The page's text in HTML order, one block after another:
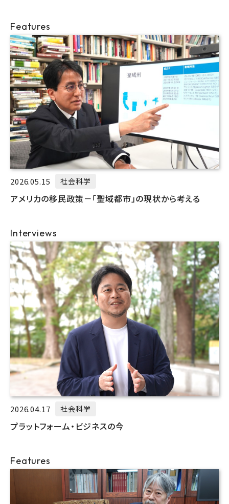
Features
2026.05.15 社会科学
アメリカの移民政策－「聖域都市」の現状から考える
Interviews
2026.04.17 社会科学
プラットフォーム・ビジネスの今
Features